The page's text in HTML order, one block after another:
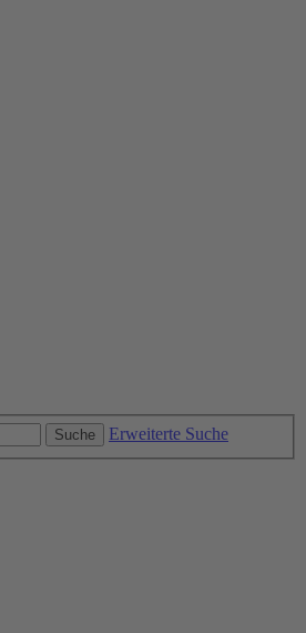
Suche
Erweiterte Suche